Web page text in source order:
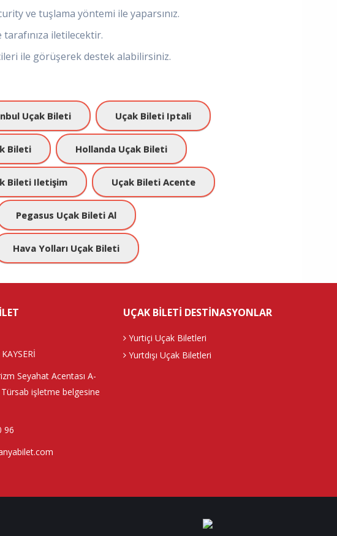
ve tuşlama yöntemi ile yaparsınız.
iletilecektir.
ile görüşerek destek alabilirsiniz.
Uçak Bileti Uçak Bileti Iptali
Bileti Hollanda Uçak Bileti
Bileti Iletişim Uçak Bileti Acente
Pegasus Uçak Bileti Al
Hava Yolları Uçak Bileti
Seyahat Acentası A-
işletme belgesine
96
UÇAK BILETI DESTINASYONLAR
Yurtiçi Uçak Biletleri
Yurtdışı Uçak Biletleri